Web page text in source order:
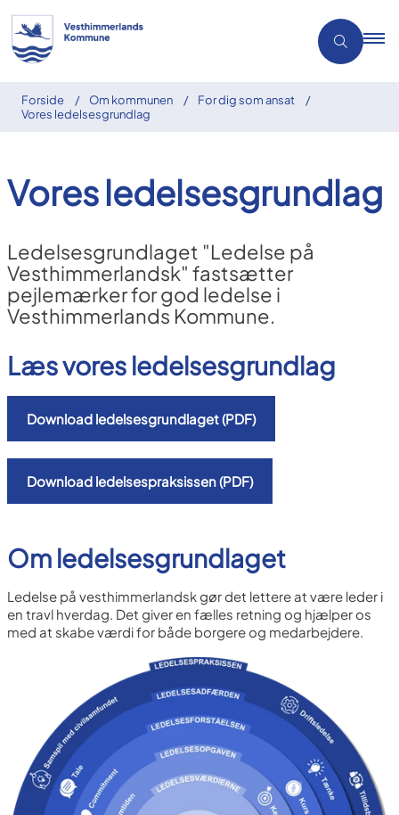
Forside Om kommunen
For dig som ansat
Vores ledelsesgrundlag
Vores ledelsesgrundlag
Ledelsesgrundlaget "Ledelse på
Vesthimmerlandsk" fastsætter
pejlemærker for god ledelse i
Vesthimmerlands Kommune.
Læs vores ledelsesgrundlag
Download ledelsesgrundlaget (PDF)
Download ledelsespraksissen (PDF)
Om ledelsesgrundlaget
Ledelse på vesthimmerlandsk gør det lettere at være leder i
en travl hverdag. Det giver en fælles retning og hjælper os
med at skabe værdi for både borgere og medarbejdere.